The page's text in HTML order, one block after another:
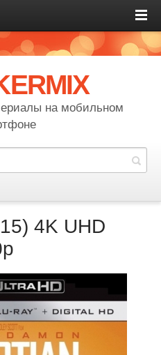
на мобильном
4K UHD